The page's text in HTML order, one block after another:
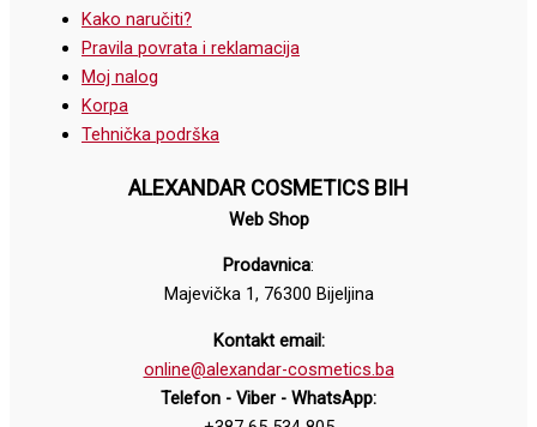
Kako naručiti?
Pravila povrata i reklamacija
Moj nalog
Korpa
Tehnička podrška
ALEXANDAR COSMETICS BIH
Web Shop
Prodavnica:
Majevička 1, 76300 Bijeljina
Kontakt email:
online@alexandar-cosmetics.ba
Telefon - Viber - WhatsApp: